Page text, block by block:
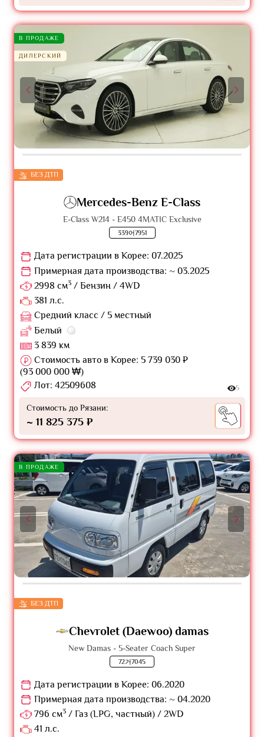
В ПРОДАЖЕ
ДИЛЕРСКИЙ
БЕЗ ДТП
Mercedes-Benz E-Class
E-Class W214 - E450 4MATIC Exclusive
339어7951
Дата регистрации в Корее: 07.2025
Примерная дата производства: ~ 03.2025
2998 см3 / Бензин / 4WD
381 л.с.
Средний класс / 5 местный
Белый
3 839 км
Стоимость авто в Корее: 5 739 030 ₽
(93 000 000 ₩)
Лот: 42509608
5
Стоимость до Рязани:
~ 11 825 375 ₽
В ПРОДАЖЕ
БЕЗ ДТП
Chevrolet (Daewoo) damas
New Damas - 5-Seater Coach Super
72거7045
Дата регистрации в Корее: 06.2020
Примерная дата производства: ~ 04.2020
796 см3 / Газ (LPG, частный) / 2WD
41 л.с.